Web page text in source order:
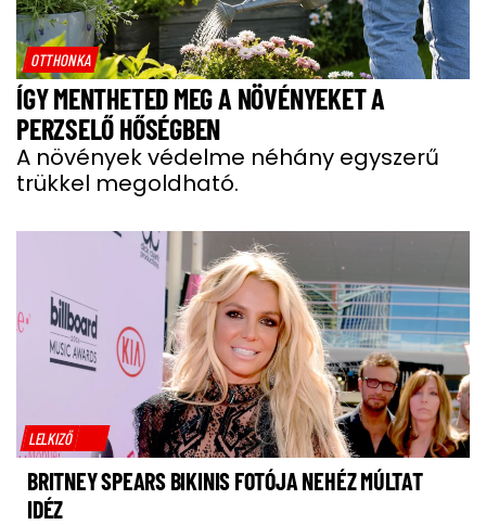
OTTHONKA
ÍGY MENTHETED MEG A NÖVÉNYEKET A
PERZSELŐ HŐSÉGBEN
A növények védelme néhány egyszerű
trükkel megoldható.
LELKIZŐ
BRITNEY SPEARS BIKINIS FOTÓJA NEHÉZ MÚLTAT
IDÉZ